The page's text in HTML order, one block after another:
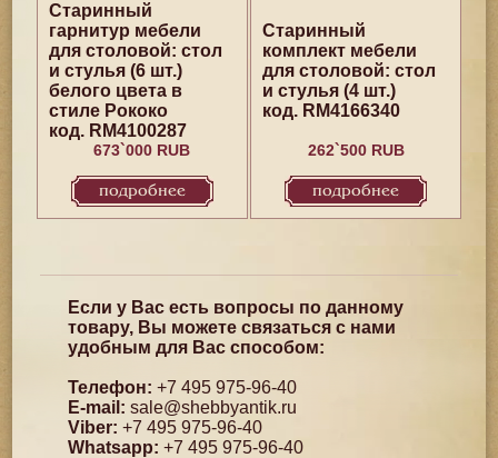
Старинный
гарнитур мебели
для столовой: стол
и стулья (6 шт.)
белого цвета в
стиле Рококо
код. RM4100287
673`000 RUB
подробнее
Старинный
комплект мебели
для столовой: стол
и стулья (4 шт.)
код. RM4166340
262`500 RUB
подробнее
Если у Вас есть вопросы по данному
товару, Вы можете связаться с нами
удобным для Вас способом:
Телефон: +7 495 975-96-40
E-mail: sale@shebbyantik.ru
Viber: +7 495 975-96-40
Whatsapp: +7 495 975-96-40